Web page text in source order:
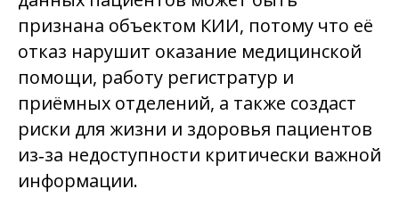
признана объектом КИИ, потому что её
отказ нарушит оказание медицинской
помощи, работу регистратур и
приёмных отделений, а также создаст
риски для жизни и здоровья пациентов
из‑за недоступности критически важной
информации.